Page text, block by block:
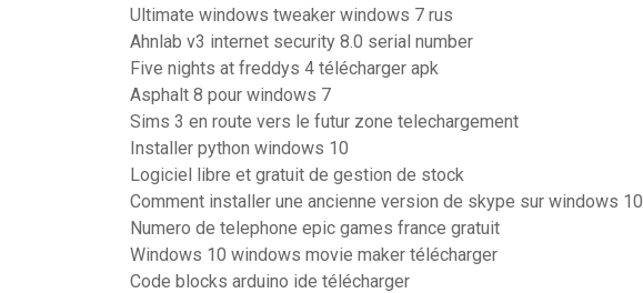
Ultimate windows tweaker windows 7 rus
Ahnlab v3 internet security 8.0 serial number
Five nights at freddys 4 télécharger apk
Asphalt 8 pour windows 7
Sims 3 en route vers le futur zone telechargement
Installer python windows 10
Logiciel libre et gratuit de gestion de stock
Comment installer une ancienne version de skype sur windows 10
Numero de telephone epic games france gratuit
Windows 10 windows movie maker télécharger
Code blocks arduino ide télécharger